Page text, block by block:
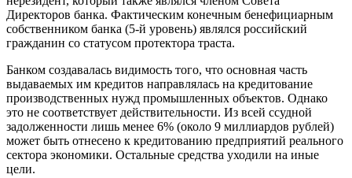
Директоров банка. Фактическим конечным бенефициарным
собственником банка (5-й уровень) являлся российский
гражданин со статусом протектора траста.
Банком создавалась видимость того, что основная часть
выдаваемых им кредитов направлялась на кредитование
производственных нужд промышленных объектов. Однако
это не соответствует действительности. Из всей ссудной
задолженности лишь менее 6% (около 9 миллиардов рублей)
может быть отнесено к кредитованию предприятий реального
сектора экономики. Остальные средства уходили на иные
цели.